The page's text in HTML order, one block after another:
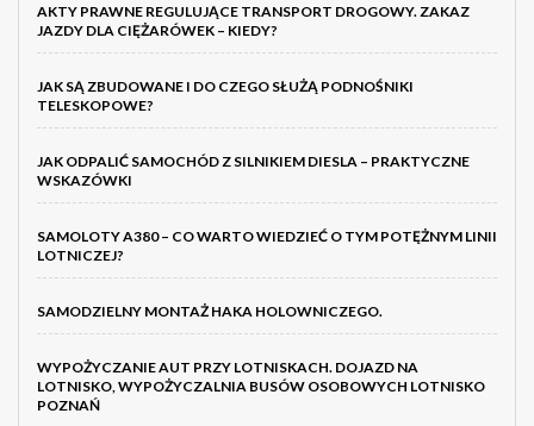
AKTY PRAWNE REGULUJĄCE TRANSPORT DROGOWY. ZAKAZ
JAZDY DLA CIĘŻARÓWEK – KIEDY?
JAK SĄ ZBUDOWANE I DO CZEGO SŁUŻĄ PODNOŚNIKI
TELESKOPOWE?
JAK ODPALIĆ SAMOCHÓD Z SILNIKIEM DIESLA – PRAKTYCZNE
WSKAZÓWKI
SAMOLOTY A380 – CO WARTO WIEDZIEĆ O TYM POTĘŻNYM LINII
LOTNICZEJ?
SAMODZIELNY MONTAŻ HAKA HOLOWNICZEGO.
WYPOŻYCZANIE AUT PRZY LOTNISKACH. DOJAZD NA
LOTNISKO, WYPOŻYCZALNIA BUSÓW OSOBOWYCH LOTNISKO
POZNAŃ